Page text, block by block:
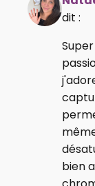
dit :
bien